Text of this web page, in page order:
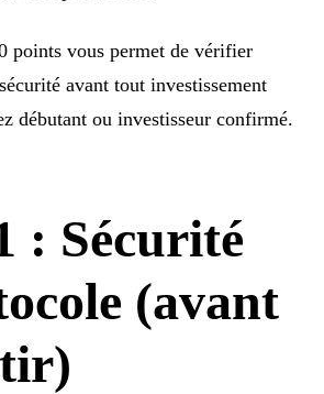
points vous permet de vérifier
avant tout investissement
débutant ou investisseur confirmé.
: Sécurité
(avant